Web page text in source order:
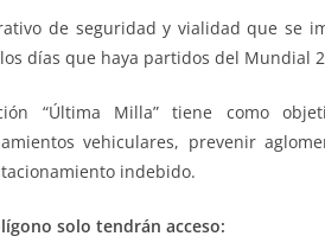
de seguridad y vialidad que se
días que haya partidos del Mundial
“Última Milla” tiene como
vehiculares, prevenir
indebido.
solo tendrán acceso: